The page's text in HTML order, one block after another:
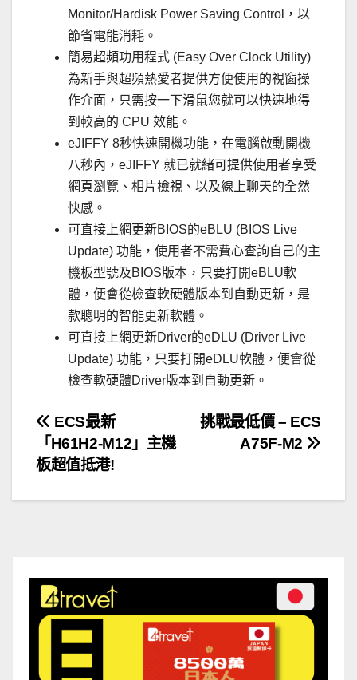
Monitor/Hardisk Power Saving Control，以
節省電能消耗。
簡易超頻功用程式 (Easy Over Clock Utility)
為新手與超頻熱愛者提供方便使用的視窗操
作介面，只需按一下滑鼠您就可以快速地得
到較高的 CPU 效能。
eJIFFY 8秒快速開機功能，在電腦啟動開機
八秒內，eJIFFY 就已就緒可提供使用者享受
網頁瀏覽、相片檢視、以及線上聊天的全然
快感。
可直接上網更新BIOS的eBLU (BIOS Live
Update) 功能，使用者不需費心查詢自己的主
機板型號及BIOS版本，只要打開eBLU軟
體，便會從檢查軟硬體版本到自動更新，是
款聰明的智能更新軟體。
可直接上網更新Driver的eDLU (Driver Live
Update) 功能，只要打開eDLU軟體，便會從
檢查軟硬體Driver版本到自動更新。
文
章
導
挑戰最低價 – ECS
A75F-M2
ECS最新
「H61H2-M12」主機
板超值抵港!